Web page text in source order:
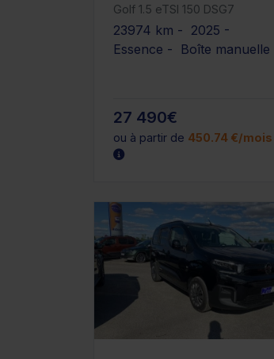
Golf 1.5 eTSI 150 DSG7
23974 km - 2025 -
Essence - Boîte manuelle
27 490€
ou à partir de 450.74 €/mois